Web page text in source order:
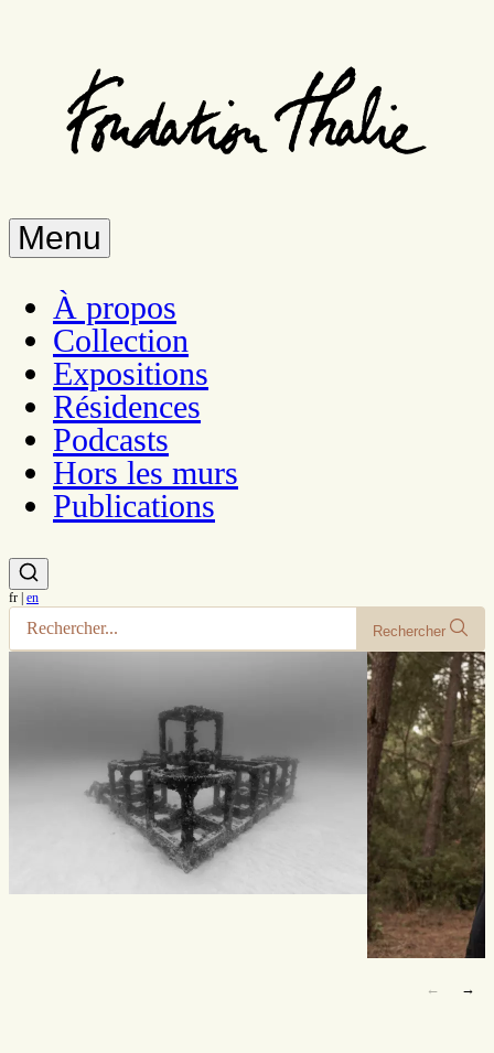
Menu
À propos
Collection
Expositions
Résidences
Podcasts
Hors les murs
Publications
fr | en
Rechercher
← →